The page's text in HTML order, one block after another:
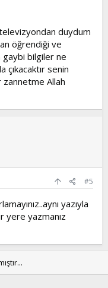
duydum
öğrendiği ve
gaybi bilgiler ne
çıkacaktır senin
zannetme Allah
#5
yazıyla
yere yazmanız